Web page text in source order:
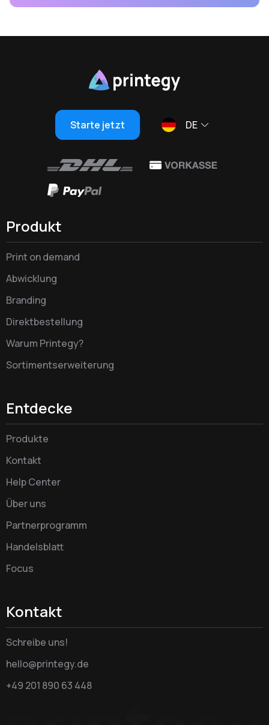
Starte jetzt DE
Produkt
Print on demand
Abwicklung
Branding
Direktbestellung
Warum Printegy?
Sortimentserweiterung
Entdecke
Produkte
Kontakt
Help Center
Über uns
Partnerprogramm
Handelsblatt
Focus
Kontakt
Schreibe uns!
hello@printegy.de
+49 201 890 63 448